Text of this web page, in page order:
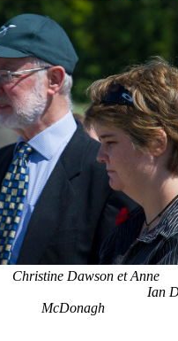
Christine Dawson et Anne
Duff et
McDonagh